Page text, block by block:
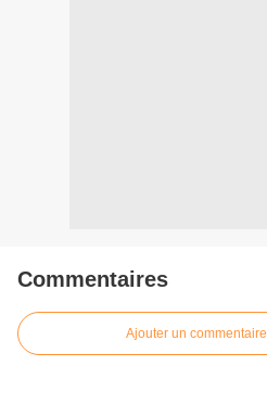
Commentaires
Ajouter un commentaire